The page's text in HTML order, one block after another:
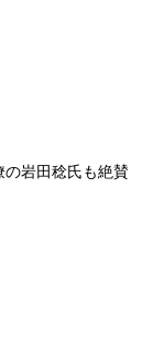
岩田稔氏も絶賛